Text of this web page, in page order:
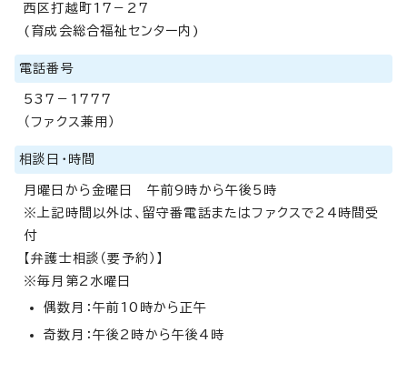
西区打越町17－27
(育成会総合福祉センター内)
電話番号
537－1777
（ファクス兼用）
相談日・時間
月曜日から金曜日 午前9時から午後5時
※上記時間以外は、留守番電話またはファクスで24時間受
付
【弁護士相談（要予約）】
※毎月第2水曜日
偶数月：午前10時から正午
奇数月：午後2時から午後4時